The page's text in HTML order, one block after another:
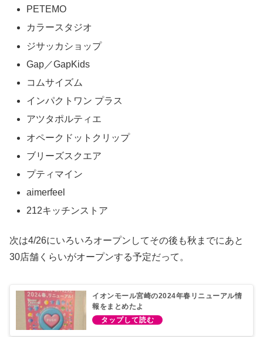
PETEMO
カラースタジオ
ジサッカショップ
Gap／GapKids
コムサイズム
インパクトワン プラス
アツタポルティエ
オペークドットクリップ
ブリーズスクエア
プティマイン
aimerfeel
212キッチンストア
次は4/26にいろいろオープンしてその後も秋までにあと
30店舗くらいがオープンする予定だって。
イオンモール宮崎の2024年春リニューアル情
報をまとめたよ